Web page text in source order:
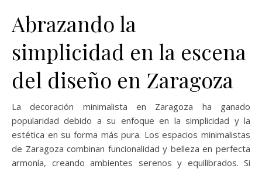
Abrazando la
simplicidad en la escena
del diseño en Zaragoza
La decoración minimalista en Zaragoza ha ganado
popularidad debido a su enfoque en la simplicidad y la
estética en su forma más pura. Los espacios minimalistas
de Zaragoza combinan funcionalidad y belleza en perfecta
armonía, creando ambientes serenos y equilibrados. Si